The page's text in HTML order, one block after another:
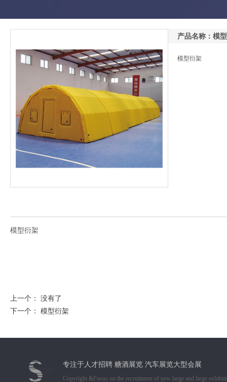
产品名称：模
模型衍架
模型衍架
上一个： 没有了
下一个： 模型衍架
专注于人才招聘 糖酒展览 汽车展览大型会展
Copyright &Focus on the recruitment of new large and large